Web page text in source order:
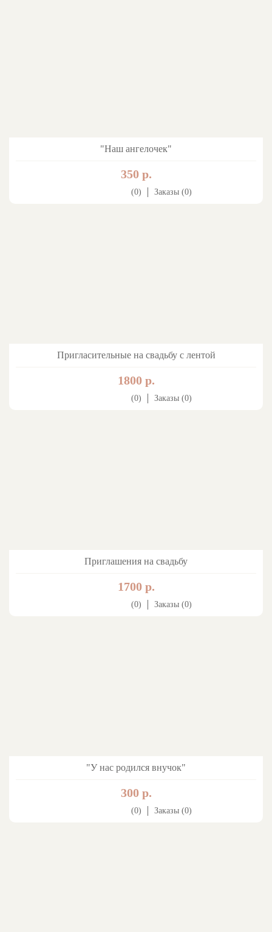
"Наш ангелочек"
350 р.
(0) Заказы (0)
Пригласительные на свадьбу с лентой
1800 р.
(0) Заказы (0)
Приглашения на свадьбу
1700 р.
(0) Заказы (0)
"У нас родился внучок"
300 р.
(0) Заказы (0)